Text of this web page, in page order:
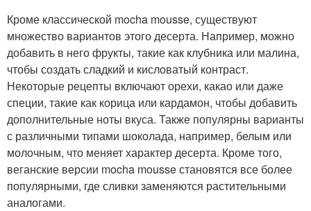
Кроме классической mocha mousse, существуют
множество вариантов этого десерта. Например, можно
добавить в него фрукты, такие как клубника или малина,
чтобы создать сладкий и кисловатый контраст.
Некоторые рецепты включают орехи, какао или даже
специи, такие как корица или кардамон, чтобы добавить
дополнительные ноты вкуса. Также популярны варианты
с различными типами шоколада, например, белым или
молочным, что меняет характер десерта. Кроме того,
веганские версии mocha mousse становятся все более
популярными, где сливки заменяются растительными
аналогами.